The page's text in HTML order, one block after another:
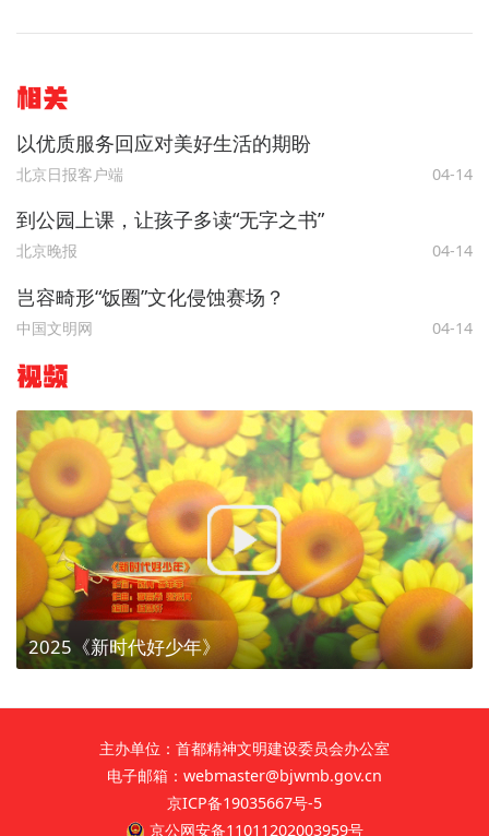
相关
以优质服务回应对美好生活的期盼
北京日报客户端 04-14
到公园上课，让孩子多读“无字之书”
北京晚报 04-14
岂容畸形“饭圈”文化侵蚀赛场？
中国文明网 04-14
视频
2025《新时代好少年》
主办单位：首都精神文明建设委员会办公室
电子邮箱：webmaster@bjwmb.gov.cn
京ICP备19035667号-5
京公网安备11011202003959号